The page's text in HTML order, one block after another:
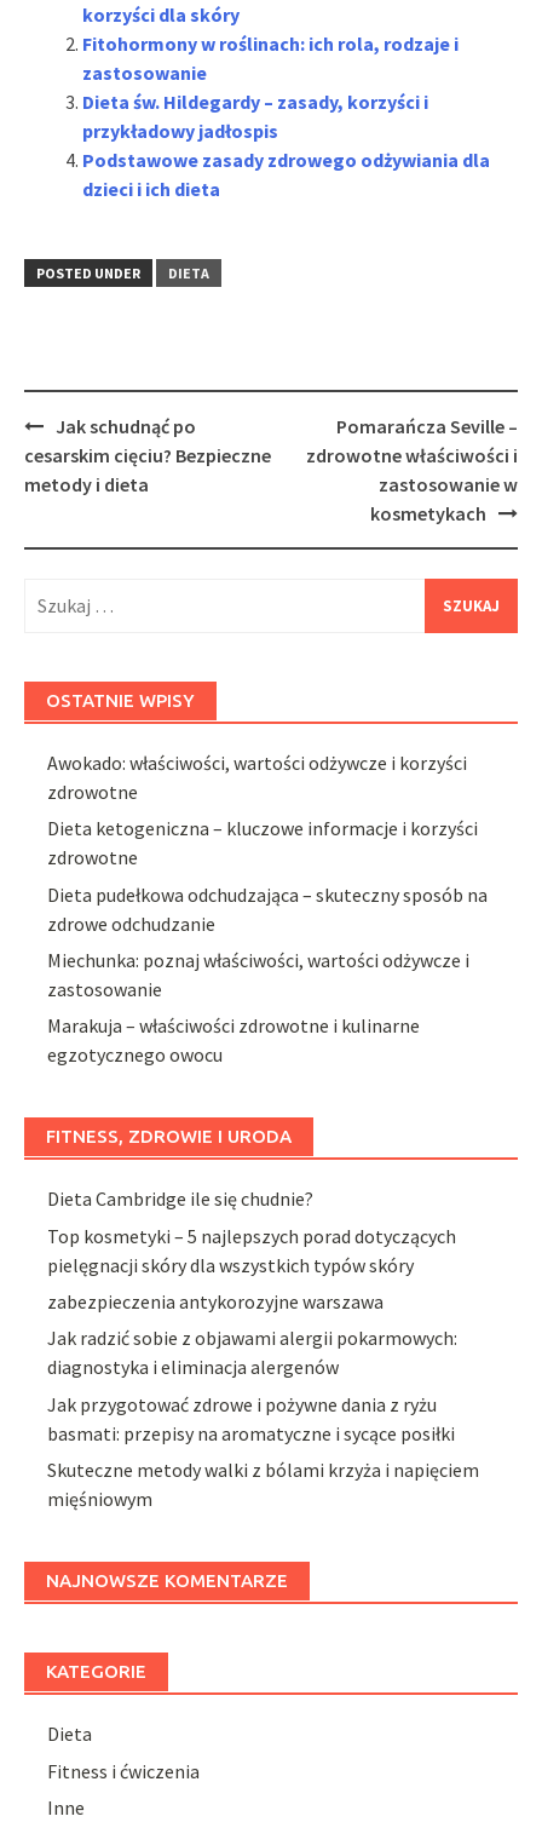
korzyści dla skóry
Fitohormony w roślinach: ich rola, rodzaje i
zastosowanie
Dieta św. Hildegardy – zasady, korzyści i
przykładowy jadłospis
Podstawowe zasady zdrowego odżywiania dla
dzieci i ich dieta
POSTED UNDER DIETA
Post
navigation
Jak schudnąć po
cesarskim cięciu? Bezpieczne
metody i dieta
Pomarańcza Seville –
zdrowotne właściwości i
zastosowanie w
kosmetykach
OSTATNIE WPISY
Awokado: właściwości, wartości odżywcze i korzyści
zdrowotne
Dieta ketogeniczna – kluczowe informacje i korzyści
zdrowotne
Dieta pudełkowa odchudzająca – skuteczny sposób na
zdrowe odchudzanie
Miechunka: poznaj właściwości, wartości odżywcze i
zastosowanie
Marakuja – właściwości zdrowotne i kulinarne
egzotycznego owocu
FITNESS, ZDROWIE I URODA
Dieta Cambridge ile się chudnie?
Top kosmetyki – 5 najlepszych porad dotyczących
pielęgnacji skóry dla wszystkich typów skóry
zabezpieczenia antykorozyjne warszawa
Jak radzić sobie z objawami alergii pokarmowych:
diagnostyka i eliminacja alergenów
Jak przygotować zdrowe i pożywne dania z ryżu
basmati: przepisy na aromatyczne i sycące posiłki
Skuteczne metody walki z bólami krzyża i napięciem
mięśniowym
NAJNOWSZE KOMENTARZE
KATEGORIE
Dieta
Fitness i ćwiczenia
Inne